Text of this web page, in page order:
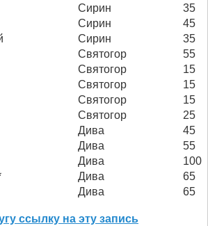
Сирин
35
Сирин
45
Сирин
35
Святогор
55
Святогор
15
Святогор
15
Святогор
15
Святогор
25
Дива
45
Дива
55
Дива
100
Дива
65
Дива 65
ссылку на эту запись